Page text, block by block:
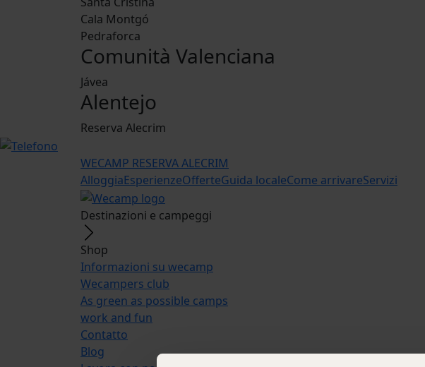
Cala Montgó
Pedraforca
Comunità Valenciana
Jávea
Alentejo
Reserva Alecrim
WECAMP RESERVA ALECRIM
AlloggiaEsperienzeOfferteGuida localeCome arrivareServizi
Destinazioni e campeggi
Shop
Informazioni su wecamp
Wecampers club
As green as possible camps
work and fun
Contatto
Blog